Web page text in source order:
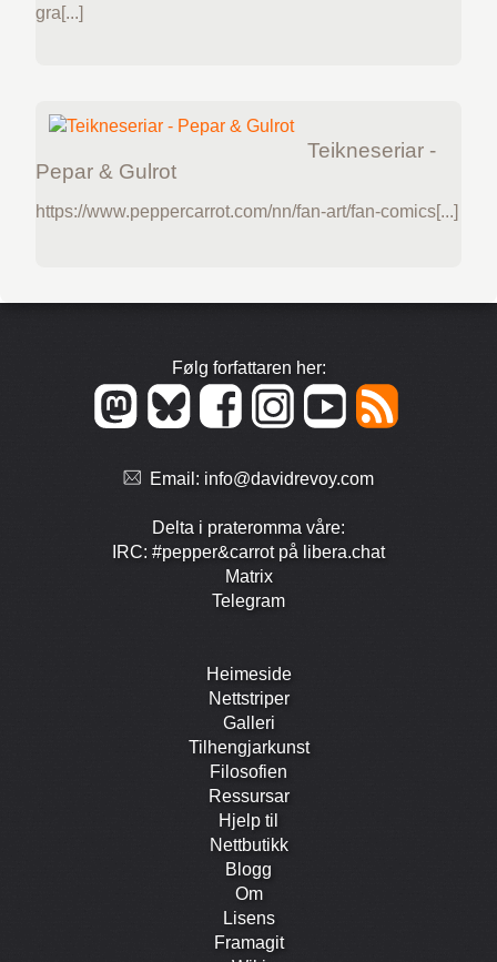
gra[...]
Teikne­seriar -
Pepar & Gulrot
https://www.peppercarrot.com/nn/fan-art/fan-comics[...]
Følg forfattaren her:
Email: info@davidrevoy.com
Delta i prate­romma våre:
IRC: #pepper&carrot på libera.chat
Matrix
Telegram
Heimeside
Nett­striper
Galleri
Tilhengjar­kunst
Filosofien
Ressursar
Hjelp til
Nett­butikk
Blogg
Om
Lisens
Framagit